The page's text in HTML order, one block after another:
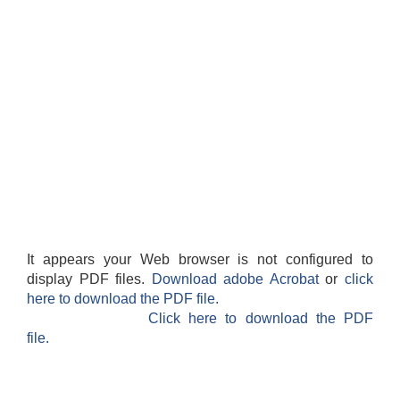
It appears your Web browser is not configured to
display PDF files.
Download adobe Acrobatorclick
here to download the PDF file.
Click here to download the PDF
file.